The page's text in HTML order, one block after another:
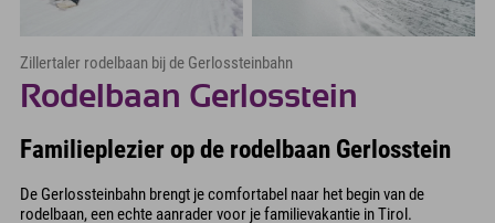
Zillertaler rodelbaan bij de Gerlossteinbahn
Rodelbaan Gerlosstein
Familieplezier op de rodelbaan Gerlosstein
De Gerlossteinbahn brengt je comfortabel naar het begin van de
rodelbaan, een echte aanrader voor je familievakantie in Tirol.